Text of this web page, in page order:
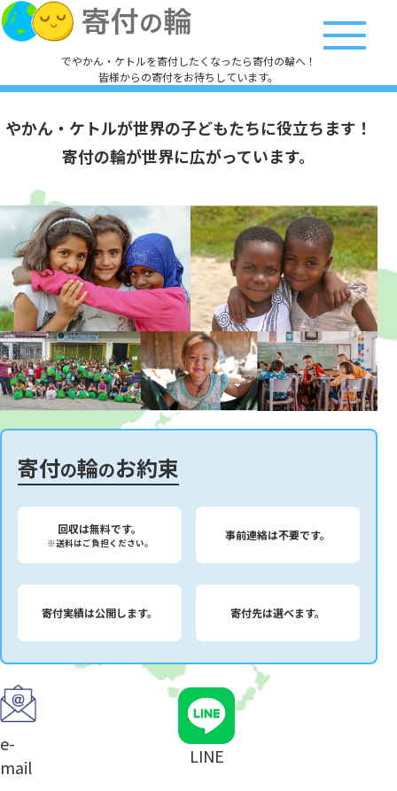
でやかん・ケトルを寄付したくなったら寄付の輪へ！
皆様からの寄付をお待ちしています。
やかん・ケトルが世界の子どもたちに役立ちます！
寄付の輪が世界に広がっています。
寄付の輪のお約束
回収は無料です。
※送料はご負担ください。
事前連絡は不要です。
寄付実績は公開します。 寄付先は選べます。
e-
mail
LINE